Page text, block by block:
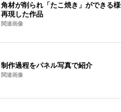
角材が削られ「たこ焼き」ができる
再現した作品
関連画像
制作過程をパネル写真で紹介
関連画像